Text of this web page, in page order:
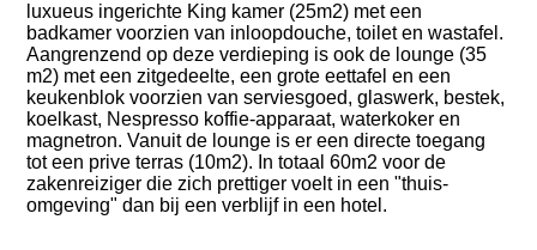
luxueus ingerichte King kamer (25m2) met een
badkamer voorzien van inloopdouche, toilet en wastafel.
Aangrenzend op deze verdieping is ook de lounge (35
m2) met een zitgedeelte, een grote eettafel en een
keukenblok voorzien van serviesgoed, glaswerk, bestek,
koelkast, Nespresso koffie-apparaat, waterkoker en
magnetron. Vanuit de lounge is er een directe toegang
tot een prive terras (10m2). In totaal 60m2 voor de
zakenreiziger die zich prettiger voelt in een "thuis-
omgeving" dan bij een verblijf in een hotel.